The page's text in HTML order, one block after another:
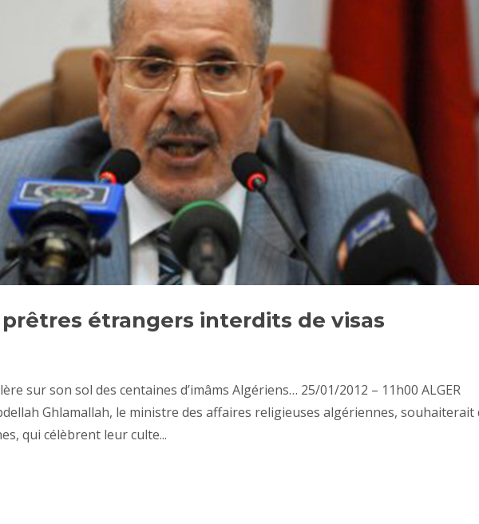
étrangers interdits de visas
sur son sol des centaines d’imâms Algériens… 25/01/2012 – 11h00 ALGER
Ghlamallah, le ministre des affaires religieuses algériennes, souhaiterait
qui célèbrent leur culte...